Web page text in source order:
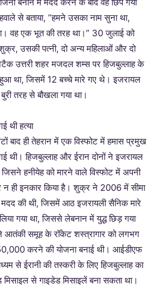
से बताया, “हमने उसका नाम सुना था,
वह एक भूत की तरह था।” 30 जुलाई को
उसकी पत्नी, दो अन्य महिलाओं और दो
उत्तरी शहर मजदल शम्स पर हिजबुल्लाह के
था, जिसमें 12 बच्चे मारे गए थे। इजरायल
तरह से बौखला गया था।
थी हत्या
बाद ही तेहरान में एक विस्फोट में हमास प्रमुख
थी। हिजबुल्लाह और ईरान दोनों ने इजरायल
हनीयेह को मारने वाले विस्फोट में अपनी
न ही इनकार किया है। शुक्र ने 2006 में सीमा
की थी, जिसमें आठ इजरायली सैनिक मारे
गया था, जिससे लेबनान में युद्ध छिड़ गया
आतंकी समूह के रॉकेट शस्त्रागार को लगभग
करने की योजना बनाई थी। आईडीएफ
से ईरानी की तस्करी के लिए हिजबुल्लाह का
से गाइडेड मिसाइलें बना सकता था।